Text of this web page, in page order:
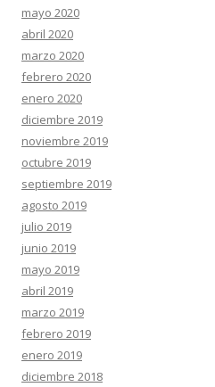
mayo 2020
abril 2020
marzo 2020
febrero 2020
enero 2020
diciembre 2019
noviembre 2019
octubre 2019
septiembre 2019
agosto 2019
julio 2019
junio 2019
mayo 2019
abril 2019
marzo 2019
febrero 2019
enero 2019
diciembre 2018